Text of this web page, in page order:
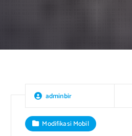
adminbir
Modifikasi Mobil